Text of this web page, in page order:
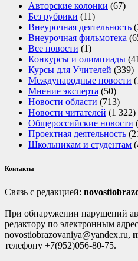
Авторские колонки (67)
Без рубрики (11)
Внеурочная деятельность
Внеурочная фильмотека
Все новости (1)
Конкурсы и олимпиады
Курсы для Учителей (339)
Международные новости
Мнение эксперта (50)
Новости области (713)
Новости читателей (1 322)
Общероссийские новости
Проектная деятельность
Школьникам и студентам
Контакты
Связь с редакцией:
При обнаружении нарушений
редактору по электронным
novostiobrazovaniya@yandex.ru,
телефону +7(952)056-80-75.